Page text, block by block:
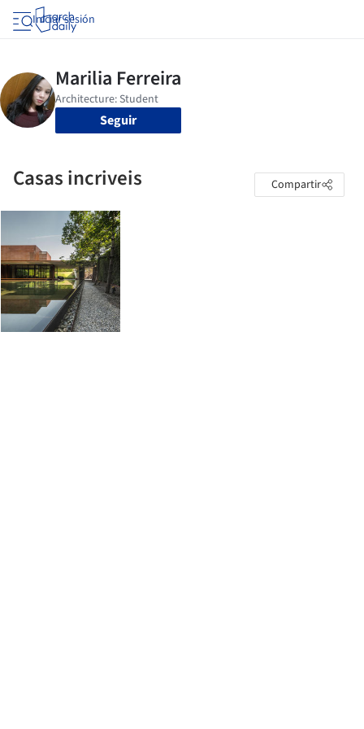
Iniciar sesión
Seguir
Casas incriveis Compartir